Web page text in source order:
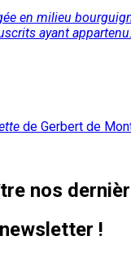
en milieu
ayant
de Gerbert de
nos
!